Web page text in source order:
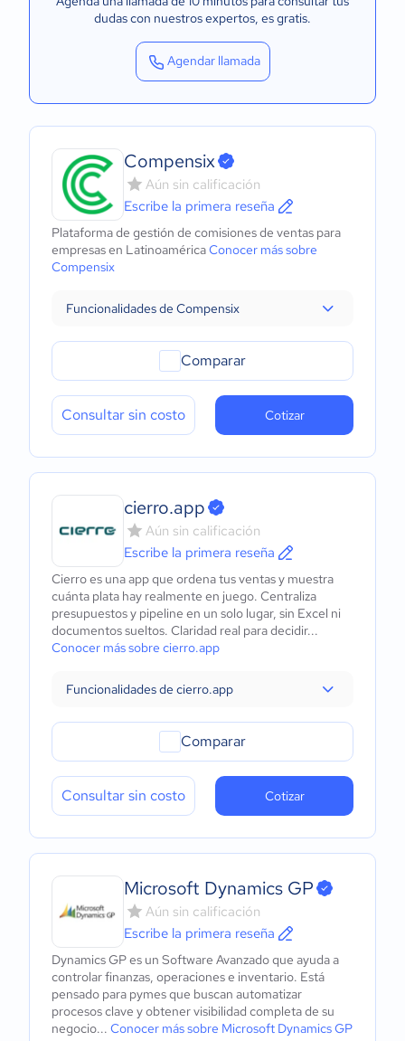
dudas con nuestros expertos, es gratis.
Agendar llamada
Compensix
Aún sin calificación
Escribe la primera reseña
Plataforma de gestión de comisiones de ventas para
empresas en LatinoaméricaConocer más sobre
Compensix
Funcionalidades de Compensix
Comparar
Consultar sin costo Cotizar
cierro.app
Aún sin calificación
Escribe la primera reseña
Cierro es una app que ordena tus ventas y muestra
cuánta plata hay realmente en juego. Centraliza
presupuestos y pipeline en un solo lugar, sin Excel ni
documentos sueltos. Claridad real para decidir...
Conocer más sobre cierro.app
Funcionalidades de cierro.app
Comparar
Consultar sin costo Cotizar
Microsoft Dynamics GP
Aún sin calificación
Escribe la primera reseña
Dynamics GP es un Software Avanzado que ayuda a
controlar finanzas, operaciones e inventario. Está
pensado para pymes que buscan automatizar
procesos clave y obtener visibilidad completa de su
negocio... Conocer más sobre Microsoft Dynamics GP